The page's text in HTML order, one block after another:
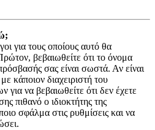
για τους οποίους αυτό θα
βεβαιωθείτε ότι το όνομα
σας είναι σωστά. Αν είναι
κάποιον διαχειριστή του
για να βεβαιωθείτε ότι δεν έχετε
πιθανό ο ιδιοκτήτης της
σφάλμα στις ρυθμίσεις και να